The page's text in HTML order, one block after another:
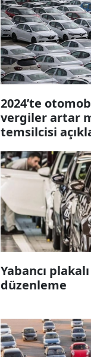
2024’te
vergiler artar
temsilcisi
Yabancı
düzenleme